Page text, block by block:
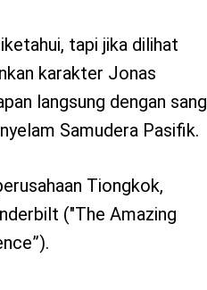
tapi jika dilihat
karakter Jonas
langsung dengan sang
Samudera Pasifik.
Tiongkok,
("The Amazing